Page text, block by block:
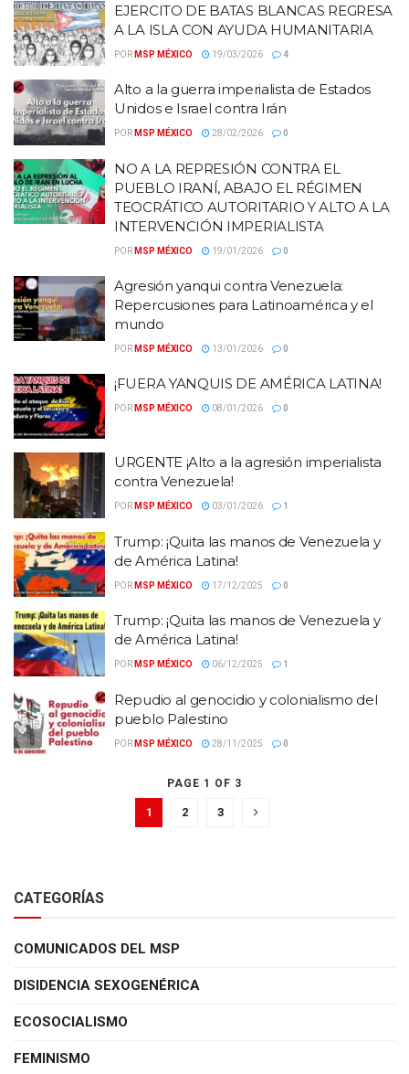
EJERCITO DE BATAS BLANCAS REGRESA
A LA ISLA CON AYUDA HUMANITARIA
POR MSP MÉXICO 19/03/2026 4
Alto a la guerra imperialista de Estados
Unidos e Israel contra Irán
POR MSP MÉXICO 28/02/2026 0
NO A LA REPRESIÓN CONTRA EL
PUEBLO IRANÍ, ABAJO EL RÉGIMEN
TEOCRÁTICO AUTORITARIO Y ALTO A LA
INTERVENCIÓN IMPERIALISTA
POR MSP MÉXICO 19/01/2026 0
Agresión yanqui contra Venezuela:
Repercusiones para Latinoamérica y el
mundo
POR MSP MÉXICO 13/01/2026 0
¡FUERA YANQUIS DE AMÉRICA LATINA!
POR MSP MÉXICO 08/01/2026 0
URGENTE ¡Alto a la agresión imperialista
contra Venezuela!
POR MSP MÉXICO 03/01/2026 1
Trump: ¡Quita las manos de Venezuela y
de América Latina!
POR MSP MÉXICO 17/12/2025 0
Trump: ¡Quita las manos de Venezuela y
de América Latina!
POR MSP MÉXICO 06/12/2025 1
Repudio al genocidio y colonialismo del
pueblo Palestino
POR MSP MÉXICO 28/11/2025 0
PAGE 1 OF 3
1 2 3
CATEGORÍAS
COMUNICADOS DEL MSP
DISIDENCIA SEXOGENÉRICA
ECOSOCIALISMO
FEMINISMO